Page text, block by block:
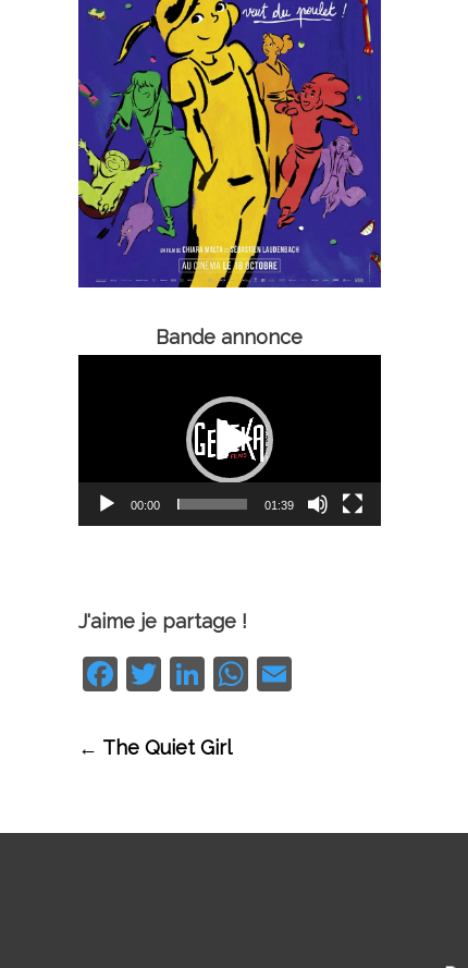
Bande annonce
vidéo
00:00 01:39
J'aime je partage !
Facebook
Twitter
LinkedIn
WhatsApp
Navigation
des
← The Quiet Girl